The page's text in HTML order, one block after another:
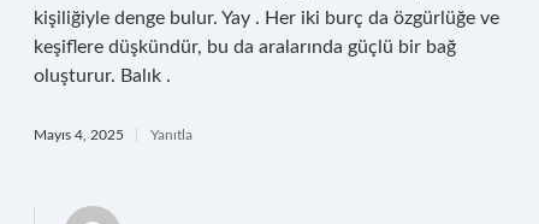
kişiliğiyle denge bulur. Yay . Her iki burç da özgürlüğe ve
keşiflere düşkündür, bu da aralarında güçlü bir bağ
oluşturur. Balık .
Mayıs 4, 2025 Yanıtla